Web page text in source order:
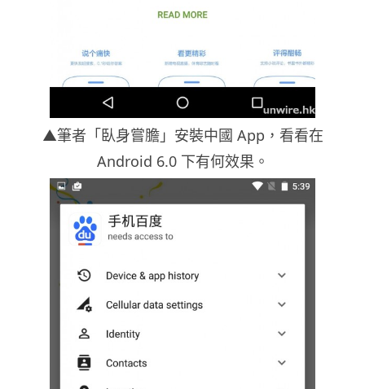
▲筆者「臥身嘗膽」安裝中國 App，看看在
Android 6.0 下有何效果。